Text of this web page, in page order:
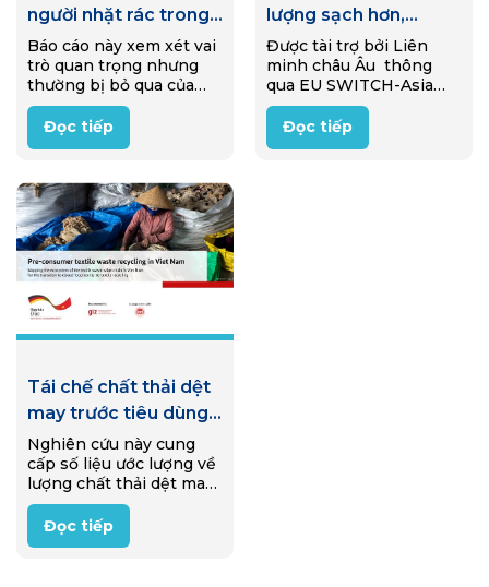
người nhặt rác trong
nền kinh tế tái sử
dụng ở Ý
Báo cáo này xem xét vai
trò quan trọng nhưng
thường bị bỏ qua của
những người nhặt rác
trong nền kinh tế tái sử
dụng của Ý (reuse
nghiên cứu…
Đọc tiếp
lượng sạch hơn,
thông qua quá trình
khí hóa sinh khối
Được tài trợ bởi Liên
minh châu Âu thông
qua EU SWITCH-Asia
Programme, một dự án
đã được triển khai từ
2020-2025 nhằm hỗ trợ
Đọc tiếp
Tái chế chất thải dệt
may trước tiêu dùng
tại Việt Nam
Nghiên cứu này cung
cấp số liệu ước lượng về
lượng chất thải dệt may
công nghiệp tại Việt
Nam, bức tranh tổng
quan về chuỗi giá trị
Đọc tiếp